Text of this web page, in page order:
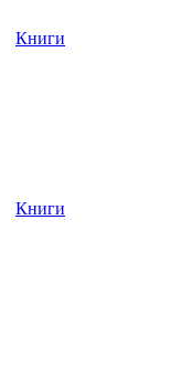
Книги
Книги